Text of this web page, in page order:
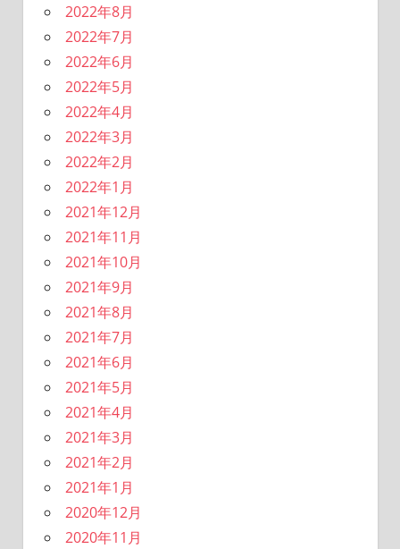
2022年8月
2022年7月
2022年6月
2022年5月
2022年4月
2022年3月
2022年2月
2022年1月
2021年12月
2021年11月
2021年10月
2021年9月
2021年8月
2021年7月
2021年6月
2021年5月
2021年4月
2021年3月
2021年2月
2021年1月
2020年12月
2020年11月